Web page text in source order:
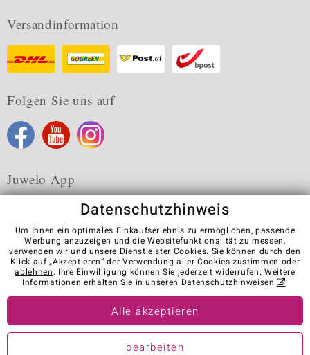
Versandinformation
Folgen Sie uns auf
Juwelo App
Karriere AGB Datenschutz Cookies
Impressum
Kontakt
Vertrag widerrufen
Visit our stores in other countries:
© Juwelo Deutschland GmbH (ein Tochterunternehmen der elumeo
Datenschutzhinweis
Um Ihnen ein optimales Einkaufserlebnis zu ermöglichen, passende
Werbung anzuzeigen und die Websitefunktionalität zu messen,
verwenden wir und unsere Dienstleister Cookies. Sie können durch den
Klick auf „Akzeptieren“ der Verwendung aller Cookies zustimmen oder
ablehnen. Ihre Einwilligung können Sie jederzeit widerrufen. Weitere
Informationen erhalten Sie in unseren Datenschutzhinweisen .
Alle akzeptieren
bearbeiten